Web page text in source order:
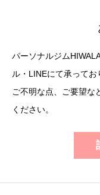
パーソナルジム
ル・LINEにて承ってお
ご不明な点、ご要望な
ください。